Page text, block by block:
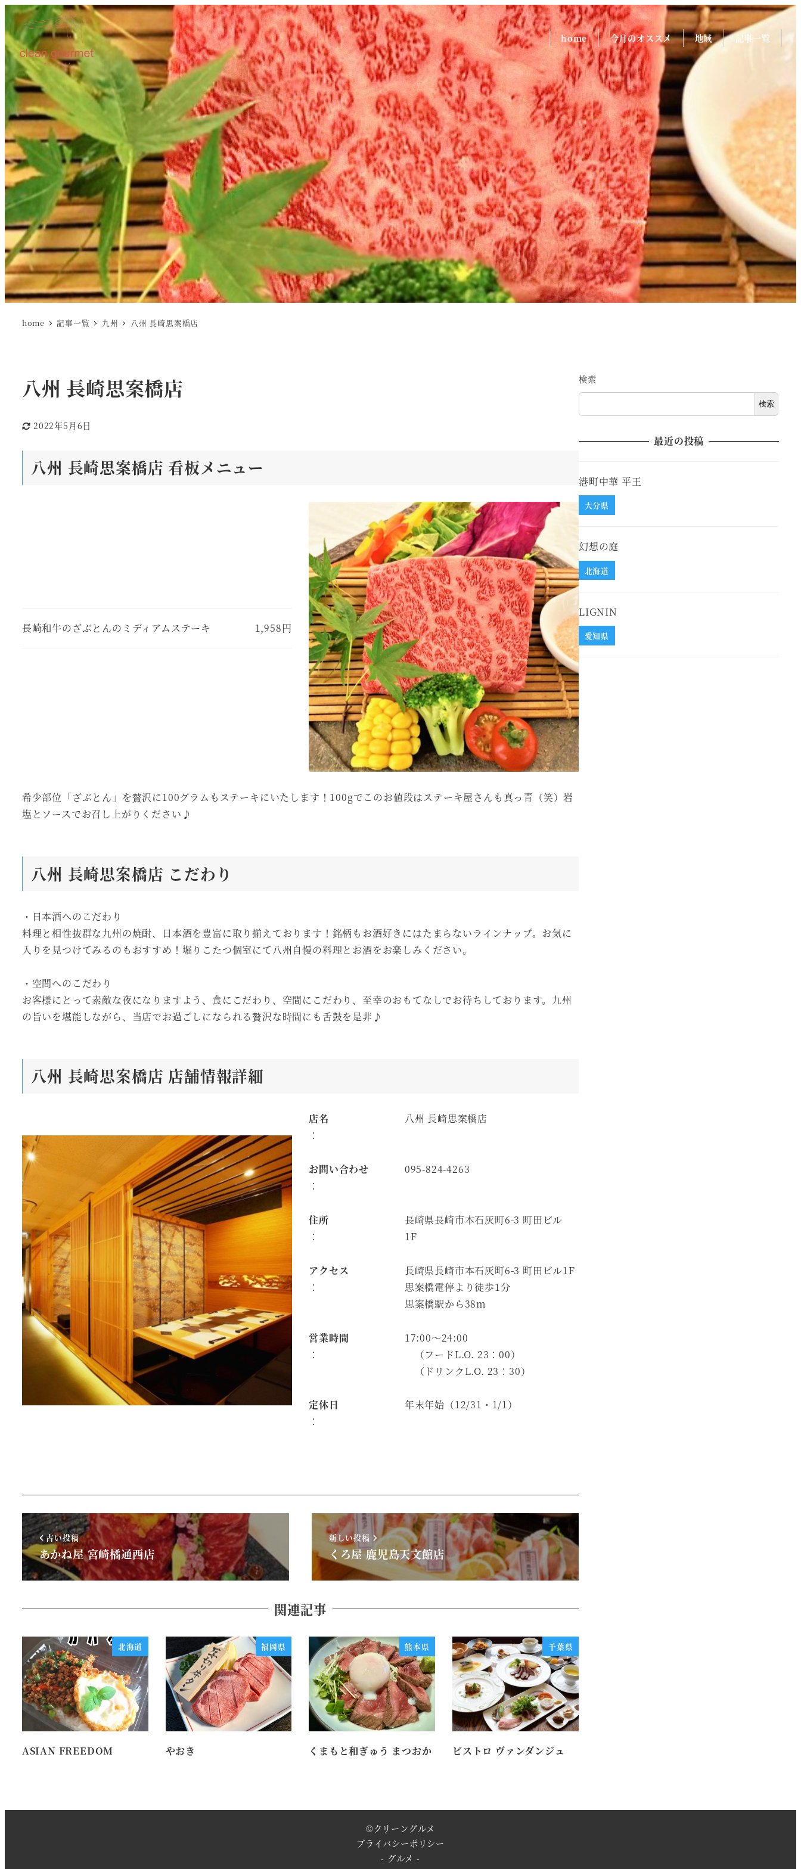
home 今月のオススメ 地域 記事一覧
home 記事一覧 九州 八州 長崎思案橋店
八州 長崎思案橋店
更新日
2022年5月6日
八州 長崎思案橋店 看板メニュー
長崎和牛のざぶとんのミディアムステーキ 1,958円
希少部位「ざぶとん」を贅沢に100グラムもステーキにいたします！100gでこのお値段はステーキ屋さんも真っ青（笑）岩
塩とソースでお召し上がりください♪
八州 長崎思案橋店 こだわり
・日本酒へのこだわり
料理と相性抜群な九州の焼酎、日本酒を豊富に取り揃えております！銘柄もお酒好きにはたまらないラインナップ。お気に
入りを見つけてみるのもおすすめ！堀りこたつ個室にて八州自慢の料理とお酒をお楽しみください。
・空間へのこだわり
お客様にとって素敵な夜になりますよう、食にこだわり、空間にこだわり、至幸のおもてなしでお待ちしております。九州
の旨いを堪能しながら、当店でお過ごしになられる贅沢な時間にも舌鼓を是非♪
八州 長崎思案橋店 店舗情報詳細
店名
：
八州 長崎思案橋店
お問い合わせ
：
095-824-4263
住所
：
長崎県長崎市本石灰町6-3 町田ビル
1F
アクセス
：
長崎県長崎市本石灰町6-3 町田ビル1F
思案橋電停より徒歩1分
思案橋駅から38m
営業時間
：
17:00～24:00
（フードL.O. 23：00）
（ドリンクL.O. 23：30）
定休日
：
年末年始（12/31・1/1）
古い投稿
あかね屋 宮崎橘通西店
新しい投稿
くろ屋 鹿児島天文館店
関連記事
北海道
ASIAN FREEDOM
福岡県
やおき
熊本県
くまもと和ぎゅう まつおか
千葉県
ビストロ ヴァンダンジュ
検索
検索
最近の投稿
港町中華 平王
大分県
幻想の庭
北海道
LIGNIN
愛知県
©クリーングルメ
プライバシーポリシー
- グルメ -